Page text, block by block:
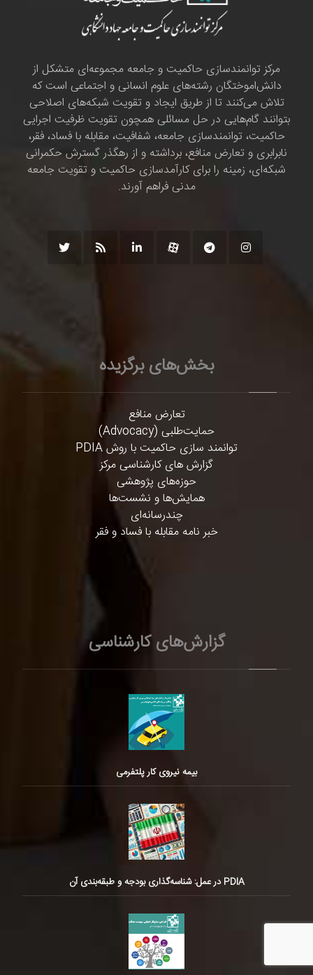
مرکز توانمندسازی حاکمیت و جامعه مجموعه‌ای متشکل از
دانش‌اموختگان رشته‌های علوم انسانی و اجتماعی است که
تلاش می‌کنند تا از طریق ایجاد و تقویت شبکه‌های اصلاحی
بتوانند گام‌هایی در حل مسائلی همچون تقویت ظرفیت اجرایی
حاکمیت، توانمندسازی جامعه، شفافیت، مقابله با فساد، فقر،
نابرابری و تعارض منافع، برداشته و از رهگذر گسترش حکمرانی
شبکه‌ای، زمینه را برای کارآمدسازی حاکمیت و تقویت جامعه
مدنی فراهم آورند.
بخش‌های برگزیده
تعارض منافع
حمایت‌طلبی (Advocacy)
توانمند سازی حاکمیت با روش PDIA
گزارش های کارشناسی مرکز
حوزه‌های پژوهشی
همایش‌ها و نشست‌ها
چندرسانه‌ای
خبر نامه مقابله با فساد و فقر
گزارش‌های کارشناسی
بیمه نیروی کار پلتفرمی
PDIA در عمل: شناسه‌گذاری بودجه و طبقه‌بندی آن